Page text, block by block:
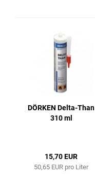
DÖRKEN Delta-Than
310 ml
15,70 EUR
50,65 EUR pro Liter